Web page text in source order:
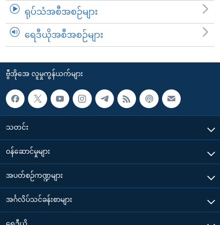
ရုပ်သံအစီအစဉ်များ
ရေဒီယိုအစီအစဉ်များ
ဗွီအိုအေ လူမှုကွန်ယက်များ
သတင်း
၀န်ဆောင်မှုများ
အပတ်စဉ်ကဏ္ဍများ
အင်္ဂလိပ်သင်ခန်းစာများ